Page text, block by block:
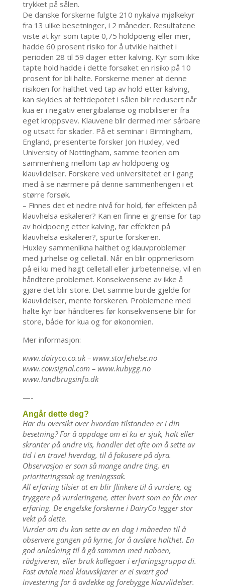
trykket på sålen.
De danske forskerne fulgte 210 nykalva mjølkekyr
fra 13 ulike besetninger, i 2 måneder. Resultatene
viste at kyr som tapte 0,75 holdpoeng eller mer,
hadde 60 prosent risiko for å utvikle halthet i
perioden 28 til 59 dager etter kalving. Kyr som ikke
tapte hold hadde i dette forsøket en risiko på 10
prosent for bli halte. Forskerne mener at denne
risikoen for halthet ved tap av hold etter kalving,
kan skyldes at fettdepotet i sålen blir redusert når
kua er i negativ energibalanse og mobiliserer fra
eget kroppsvev. Klauvene blir dermed mer sårbare
og utsatt for skader. På et seminar i Birmingham,
England, presenterte forsker Jon Huxley, ved
University of Nottingham, samme teorien om
sammenheng mellom tap av holdpoeng og
klauvlidelser. Forskere ved universitetet er i gang
med å se nærmere på denne sammenhengen i et
større forsøk.
– Finnes det et nedre nivå for hold, før effekten på
klauvhelsa eskalerer? Kan en finne ei grense for tap
av holdpoeng etter kalving, før effekten på
klauvhelsa eskalerer?, spurte forskeren.
Huxley sammenlikna halthet og klauvproblemer
med jurhelse og celletall. Når en blir oppmerksom
på ei ku med høgt celletall eller jurbetennelse, vil en
håndtere problemet. Konsekvensene av ikke å
gjøre det blir store. Det samme burde gjelde for
klauvlidelser, mente forskeren. Problemene med
halte kyr bør håndteres før konsekvensene blir for
store, både for kua og for økonomien.
Mer informasjon:
www.dairyco.co.uk – www.storfehelse.no
www.cowsignal.com – www.kubygg.no
www.landbrugsinfo.dk
—-
Angår dette deg?
Har du oversikt over hvordan tilstanden er i din
besetning? For å oppdage om ei ku er sjuk, halt eller
skranter på andre vis, handler det ofte om å sette av
tid i en travel hverdag, til å fokusere på dyra.
Observasjon er som så mange andre ting, en
prioriteringssak og treningssak.
All erfaring tilsier at en blir flinkere til å vurdere, og
tryggere på vurderingene, etter hvert som en får mer
erfaring. De engelske forskerne i DairyCo legger stor
vekt på dette.
Vurder om du kan sette av en dag i måneden til å
observere gangen på kyrne, for å avsløre halthet. En
god anledning til å gå sammen med naboen,
rådgiveren, eller bruk kollegaer i erfaringsgruppa di.
Fast avtale med klauvskjærer er ei svært god
investering for å avdekke og forebygge klauvlidelser.